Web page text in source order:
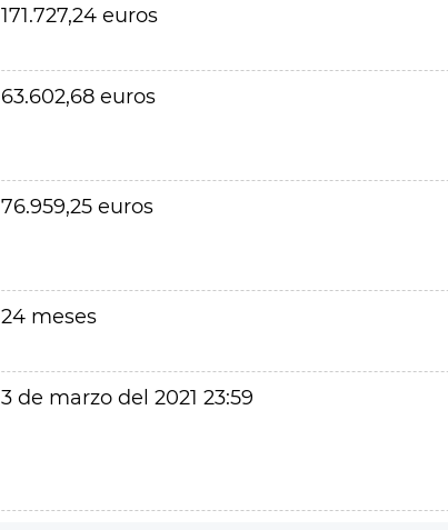
171.727,24 euros
63.602,68 euros
76.959,25 euros
24 meses
3 de marzo del 2021 23:59